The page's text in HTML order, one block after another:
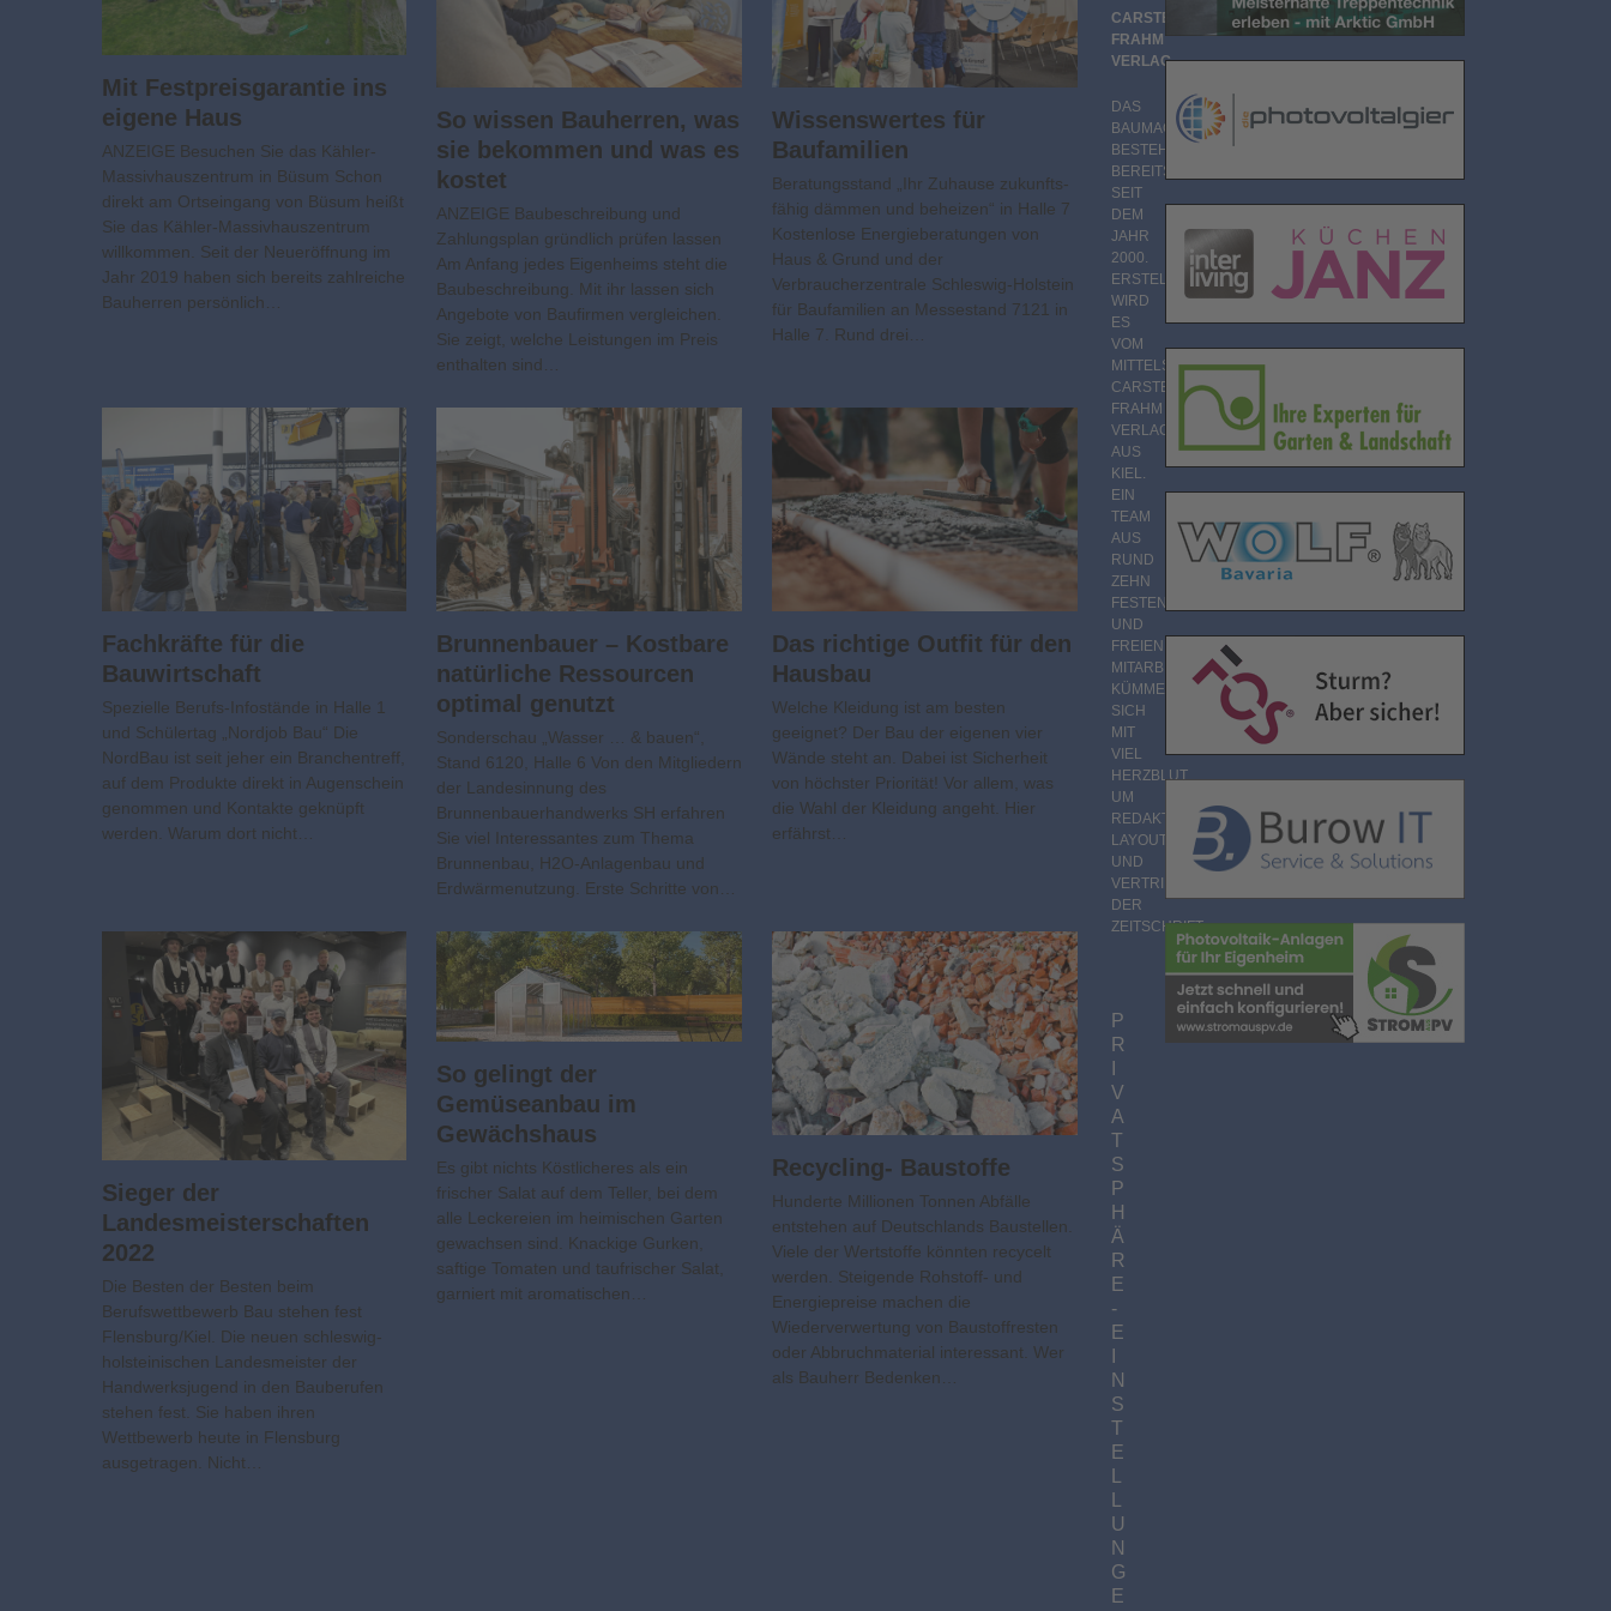
Mit Festpreisgarantie ins
eigene Haus
ANZEIGE Besuchen Sie das Kähler-
Massivhauszentrum in Büsum Schon
direkt am Ortseingang von Büsum heißt
Sie das Kähler-Massivhauszentrum
willkommen. Seit der Neueröffnung im
Jahr 2019 haben sich bereits zahlreiche
Bauherren persönlich…
So wissen Bauherren, was
sie bekommen und was es
kostet
ANZEIGE Baubeschreibung und
Zahlungsplan gründlich prüfen lassen
Am Anfang jedes Eigenheims steht die
Baubeschreibung. Mit ihr lassen sich
Angebote von Baufirmen vergleichen.
Sie zeigt, welche Leistungen im Preis
enthalten sind…
Wissens­wertes für
Baufamilien
Beratungsstand „Ihr Zuhause zukunfts­
fähig dämmen und beheizen“ in Halle 7
Kostenlose Energieberatungen von
Haus & Grund und der
Verbraucherzentrale Schleswig-Holstein
für Baufamilien an Messestand 7121 in
Halle 7. Rund drei…
Fachkräfte für die
Bauwirtschaft
Spezielle Berufs-Infostände in Halle 1
und Schülertag „Nordjob Bau“ Die
NordBau ist seit jeher ein Branchentreff,
auf dem Produkte direkt in Augenschein
genommen und Kontakte geknüpft
werden. Warum dort nicht…
Brunnenbauer – Kostbare
natürliche Ressourcen
optimal genutzt
Sonderschau „Wasser … & bauen“,
Stand 6120, Halle 6 Von den Mitgliedern
der Landesinnung des
Brunnenbauerhandwerks SH erfahren
Sie viel Interessantes zum Thema
Brunnenbau, H2O-Anlagenbau und
Erdwärmenutzung. Erste Schritte von…
Das richtige Outfit für den
Hausbau
Welche Kleidung ist am besten
geeignet? Der Bau der eigenen vier
Wände steht an. Dabei ist Sicherheit
von höchster Priorität! Vor allem, was
die Wahl der Kleidung angeht. Hier
erfährst…
Sieger der
Landesmeisterschaften
2022
Die Besten der Besten beim
Berufswettbewerb Bau stehen fest
Flensburg/Kiel. Die neuen schleswig-
holsteinischen Landesmeister der
Handwerksjugend in den Bauberufen
stehen fest. Sie haben ihren
Wettbewerb heute in Flensburg
ausgetragen. Nicht…
So gelingt der
Gemüseanbau im
Gewächshaus
Es gibt nichts Köstlicheres als ein
frischer Salat auf dem Teller, bei dem
alle Leckereien im heimischen Garten
gewachsen sind. Knackige Gurken,
saftige Tomaten und taufrischer Salat,
garniert mit aromatischen…
Recycling- Baustoffe
Hunderte Millionen Tonnen Abfälle
entstehen auf Deutschlands Baustellen.
Viele der Wertstoffe könnten recycelt
werden. Steigende Rohstoff- und
Energiepreise machen die
Wiederverwertung von Baustoffresten
oder Abbruchmaterial interessant. Wer
als Bauherr Bedenken…
CARSTEN
FRAHM
VERLAG
DAS
BAUMAGAZIN
BESTEHT
BEREITS
SEIT
DEM
JAHR
2000.
ERSTELLT
WIRD
ES
VOM
MITTELSTÄNDISCHEN
CARSTEN
FRAHM
VERLAG
AUS
KIEL.
EIN
TEAM
AUS
RUND
ZEHN
FESTEN
UND
FREIEN
MITARBEITERN
KÜMMERT
SICH
MIT
VIEL
HERZBLUT
UM
REDAKTION,
LAYOUT
UND
VERTRIEB
DER
ZEITSCHRIFT.
P
R
V
A
T
S
P
H
Ä
R
E
-
E
N
S
T
E
U
N
G
E